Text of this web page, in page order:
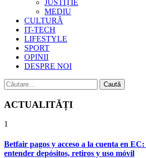
JUSTIȚIE
MEDIU
CULTURĂ
IT-TECH
LIFESTYLE
SPORT
OPINII
DESPRE NOI
Caută
după:
ACTUALITĂȚI
1
Betfair pagos y acceso a la cuenta en
entender depósitos, retiros y uso móvil